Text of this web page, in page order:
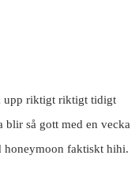
upp riktigt riktigt tidigt
blir så gott med en vecka
honeymoon faktiskt hihi.